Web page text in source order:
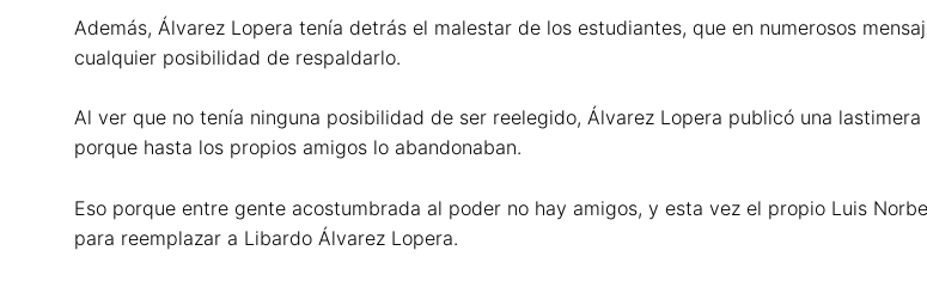
Además, Álvarez Lopera tenía detrás el malestar de los estudiantes, que en numerosos
cualquier posibilidad de respaldarlo.
Al ver que no tenía ninguna posibilidad de ser reelegido, Álvarez Lopera publicó una
porque hasta los propios amigos lo abandonaban.
Eso porque entre gente acostumbrada al poder no hay amigos, y esta vez el propio Luis
para reemplazar a Libardo Álvarez Lopera.